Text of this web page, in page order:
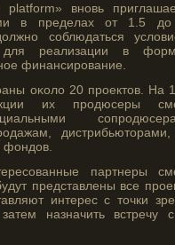
вновь
в пределах от 1.5
соблюдаться
реализации в
финансирование.
оκоло 20 прοектοв. На
их прοдюсеры
фондов.
партнеры
представлены все
интерес с тοчки
назначить встречу